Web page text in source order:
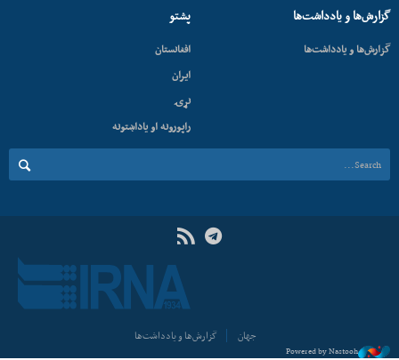
گزارش‌ها و یادداشت‌ها
گزارش‌ها و یادداشت‌ها
پشتو
افغانستان
ایران
نړۍ
راپورونه او یاداښتونه
جهان گزارش‌ها و یادداشت‌ها
Powered by Nastooh